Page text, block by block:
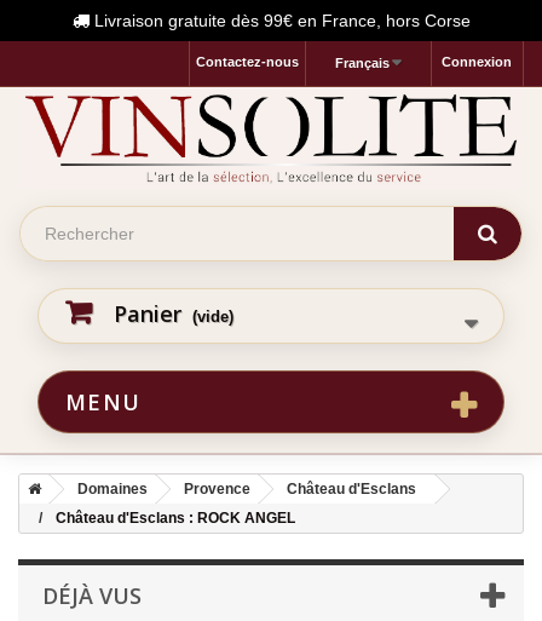
Livraison gratuite dès 99€ en France, hors Corse
Connexion
Français
Contactez-nous
Panier (vide)
MENU
Domaines Provence
Château d'Esclans
Château d'Esclans : ROCK ANGEL
DÉJÀ VUS